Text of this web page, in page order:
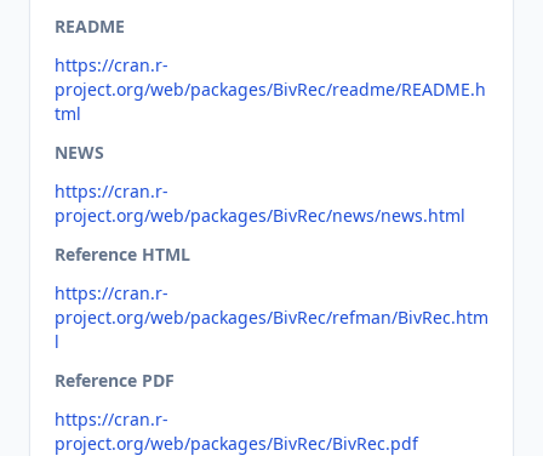
README
https://cran.r-
project.org/web/packages/BivRec/readme/README.h
tml
NEWS
https://cran.r-
project.org/web/packages/BivRec/news/news.html
Reference HTML
https://cran.r-
project.org/web/packages/BivRec/refman/BivRec.htm
l
Reference PDF
https://cran.r-
project.org/web/packages/BivRec/BivRec.pdf